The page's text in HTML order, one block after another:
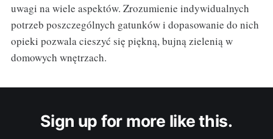
uwagi na wiele aspektów. Zrozumienie indywidualnych
potrzeb poszczególnych gatunków i dopasowanie do nich
opieki pozwala cieszyć się piękną, bujną zielenią w
domowych wnętrzach.
Sign up for more like this.